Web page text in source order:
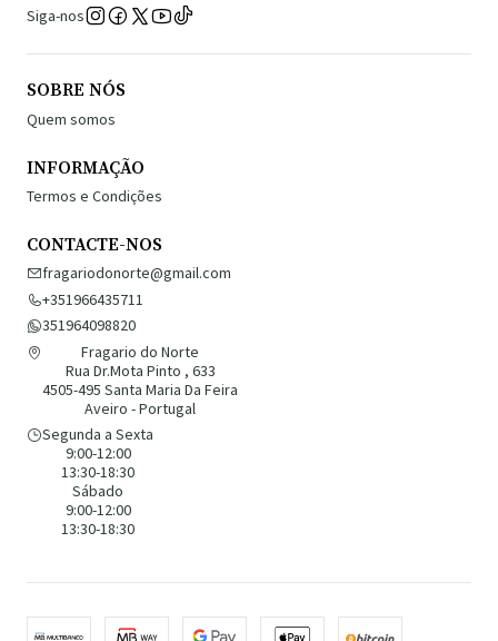
Siga-nos
SOBRE NÓS
Quem somos
INFORMAÇÃO
Termos e Condições
CONTACTE-NOS
fragariodonorte@gmail.com
+351966435711
351964098820
Fragario do Norte
Rua Dr.Mota Pinto , 633
4505-495 Santa Maria Da Feira
Aveiro - Portugal
Segunda a Sexta
9:00-12:00
13:30-18:30
Sábado
9:00-12:00
13:30-18:30